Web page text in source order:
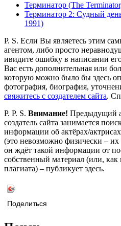
Терминатор (The
Терминатор 2: Судный
1991)
P. S. Если Вы являетесь этим
агентом, либо просто
ивидите ошибку в написании
Вас есть дополнительная или
которую можно было бы здесь
фотография, биография,
свяжитесь с создателем сайта.
P. P. S. Внимание! Предыдущий
создатель сайта занимается
информации об актёрах/
(это невозможно физически – их
он ждёт такой информации от
собственный материал (или,
плагиата) – публикует здесь.
Поделиться